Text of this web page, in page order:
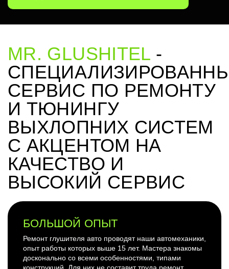
MR. GLUSHITEL -
СЕРВИС ПО РЕМОНТУ
И ТЮНИНГУ
ВЫХЛОПНИХ СИСТЕМ
С АКЦЕНТОМ НА
КАЧЕСТВО И
ВЫСОКИЙ СЕРВИС
БОЛЬШОЙ ОПЫТ
Ремонт глушителя авто проводят наши автомеханики,
опыт работы которых выше 15 лет. Мастера знакомы
досконально со всеми особенностями, типами
конструкций. Для них не составит труда ремонт